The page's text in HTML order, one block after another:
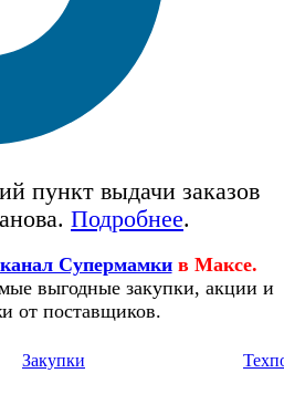
пункт выдачи заказов
Подробнее.
канал Супермамки в Максе.
выгодные закупки, акции и
от поставщиков.
Закупки